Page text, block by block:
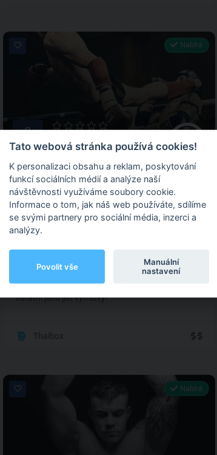
Nabírá
0
Adam Špulák
FITPARK U SPLAVU, U Nadýmače, Praha 22
svalovou hmotu, zlepšit si kondici anebo už
prostě jenom nechceš ležet doma? Neváhej a
kontaktuj mě! Buď chceš, nebo nechceš, vše
ostatní jsou jen výmluvy!
Thaibox
Nabírá
Tato webová stránka používá cookies!
K personalizaci obsahu a reklam, poskytování
funkcí sociálních médií a analýze naší
návštěvnosti využíváme soubory cookie.
Informace o tom, jak náš web používáte, sdílíme
se svými partnery pro sociální média, inzerci a
analýzy.
Povolit vše
Manuální
nastavení